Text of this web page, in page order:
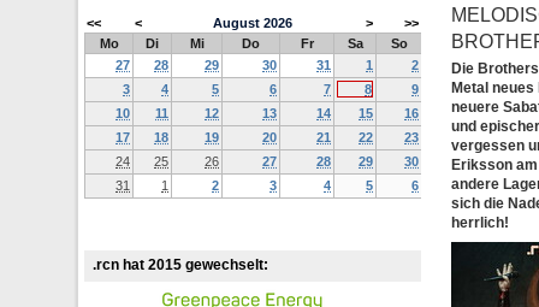
<< < August 2026 >
>>
Mo
Di Mi Do Fr Sa
So
27
28 29 30 31 1
2
3
4 5 6 7 8
9
10
11 12 13 14 15
16
17
18 19 20 21 22
23
24
25 26 27 28 29
30
31
1 2 3 4 5 6
.rcn hat 2015 gewechselt:
Die
Metal
neuere
und
vergessen
Eriksson
andere
sich die
herrlich!